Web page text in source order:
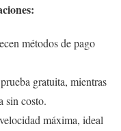
métodos de pago
gratuita, mientras
sin costo.
máxima, ideal